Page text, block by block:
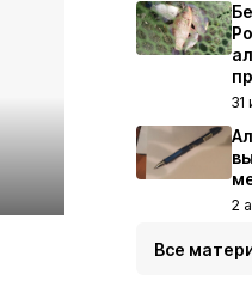
31
2
Все